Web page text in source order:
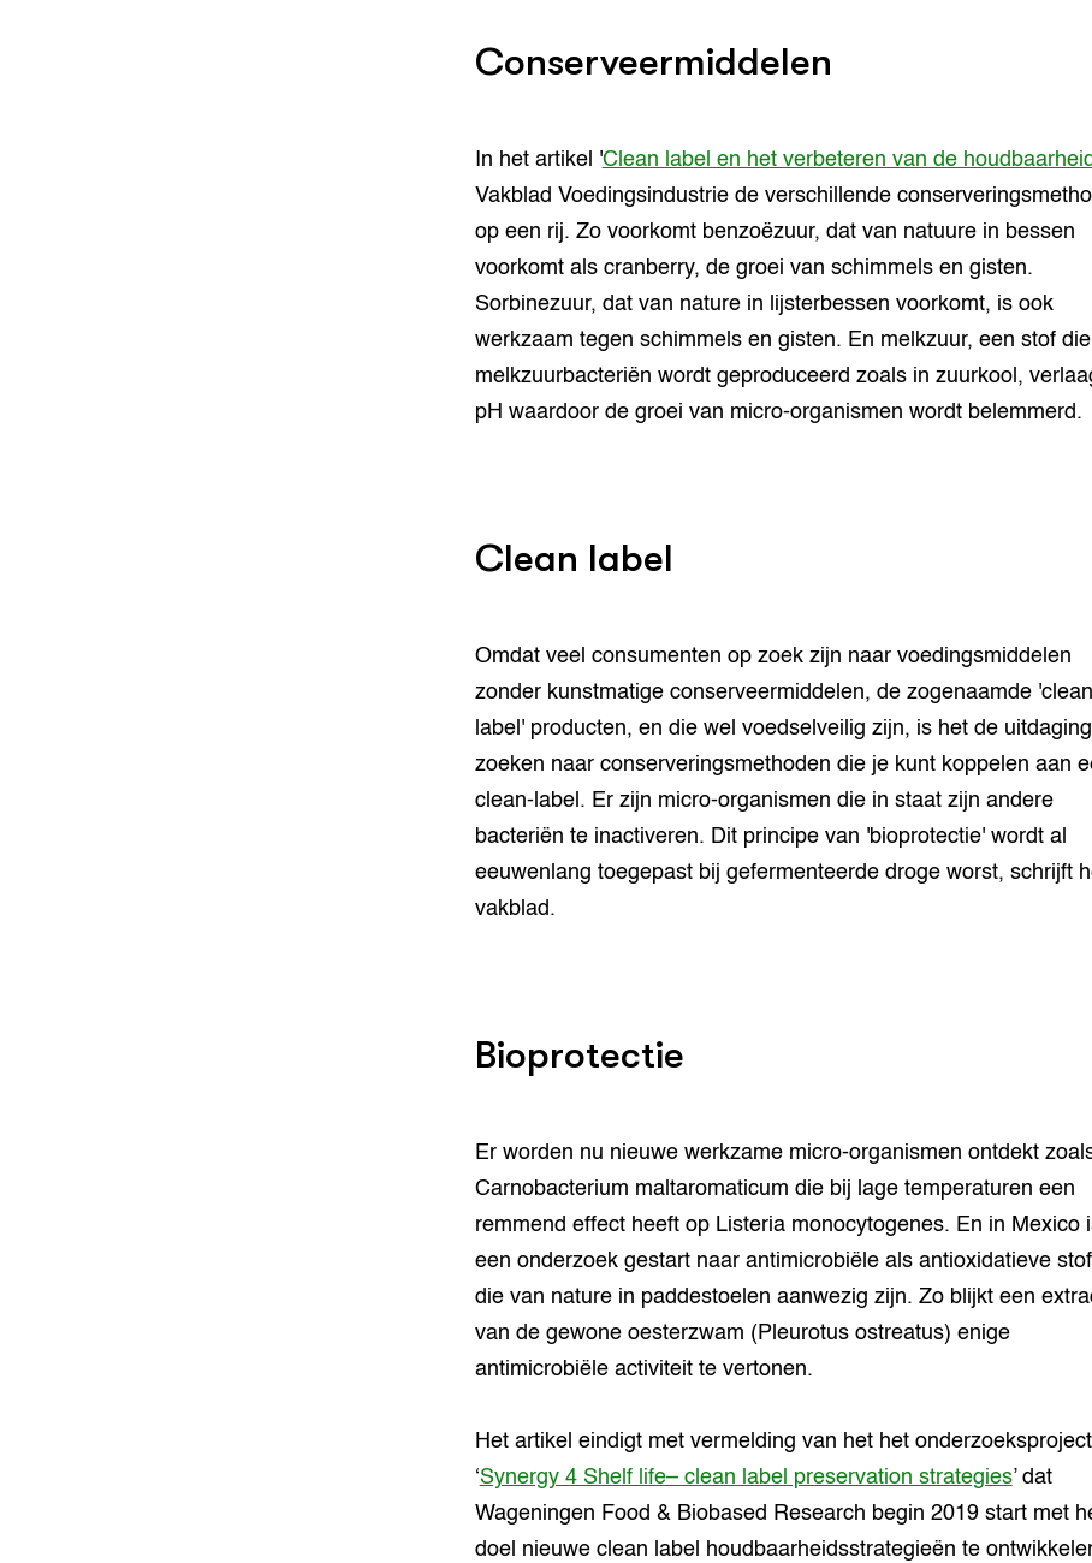
Conserveermiddelen
In het artikel 'Clean label en het verbeteren van de houdbaarheid
Vakblad Voedingsindustrie de verschillende
op een rij. Zo voorkomt benzoëzuur, dat van natuure in bessen
voorkomt als cranberry, de groei van schimmels en gisten.
Sorbinezuur, dat van nature in lijsterbessen voorkomt, is ook
werkzaam tegen schimmels en gisten. En melkzuur, een stof
melkzuurbacteriën wordt geproduceerd zoals in zuurkool,
pH waardoor de groei van micro-organismen wordt belemmerd.
Clean label
Omdat veel consumenten op zoek zijn naar voedingsmiddelen
zonder kunstmatige conserveermiddelen, de zogenaamde
label' producten, en die wel voedselveilig zijn, is het de
zoeken naar conserveringsmethoden die je kunt koppelen aan
clean-label. Er zijn micro-organismen die in staat zijn andere
bacteriën te inactiveren. Dit principe van 'bioprotectie' wordt al
eeuwenlang toegepast bij gefermenteerde droge worst, schrijft
vakblad.
Bioprotectie
Er worden nu nieuwe werkzame micro-organismen ontdekt
Carnobacterium maltaromaticum die bij lage temperaturen een
remmend effect heeft op Listeria monocytogenes. En in Mexico
een onderzoek gestart naar antimicrobiële als antioxidatieve
die van nature in paddestoelen aanwezig zijn. Zo blijkt een
van de gewone oesterzwam (Pleurotus ostreatus) enige
antimicrobiële activiteit te vertonen.
Het artikel eindigt met vermelding van het het onderzoeksproject
‘Synergy 4 Shelf life– clean label preservation strategies’ dat
Wageningen Food & Biobased Research begin 2019 start met
doel nieuwe clean label houdbaarheidsstrategieën te